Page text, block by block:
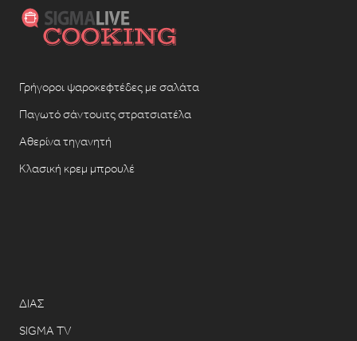
Γρήγοροι ψαροκεφτέδες με σαλάτα
Παγωτό σάντουιτς στρατσιατέλα
Αθερίνα τηγανητή
Κλασική κρεμ μπρουλέ
ΔΙΑΣ
SIGMA TV